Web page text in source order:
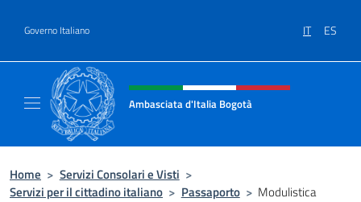
Governo Italiano IT ES
Intestazione sito, social e menù
Ambasciata d'Italia Bogotà
Home > Servizi Consolari e Visti >
Servizi per il cittadino italiano > Passaporto > Modulistica